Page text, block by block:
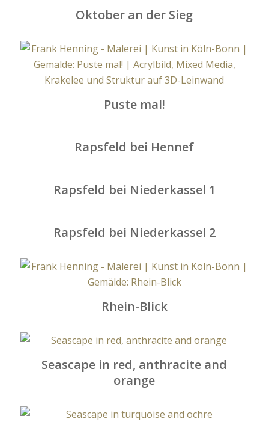
Oktober an der Sieg
Puste mal!
Rapsfeld bei Hennef
Rapsfeld bei Niederkassel 1
Rapsfeld bei Niederkassel 2
Rhein-Blick
Seascape in red, anthracite and
orange